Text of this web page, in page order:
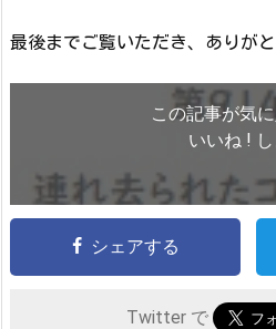
最後までご覧いただき、ありが
この記事が気
いいね ! し
シェアする
Twitter で